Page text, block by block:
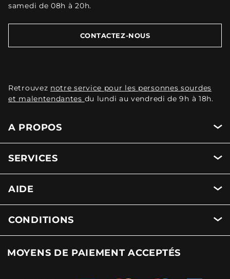
samedi de 08h à 20h.
CONTACTEZ-NOUS
Retrouvez notre service pour les personnes sourdes
et malentendantes du lundi au vendredi de 9h à 18h.
A PROPOS
SERVICES
AIDE
CONDITIONS
MOYENS DE PAIEMENT ACCEPTÉS